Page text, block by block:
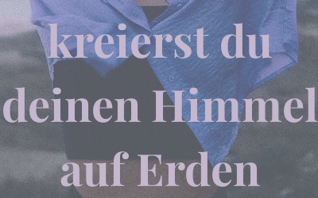
kreierst du
deinen Himmel
auf Erden